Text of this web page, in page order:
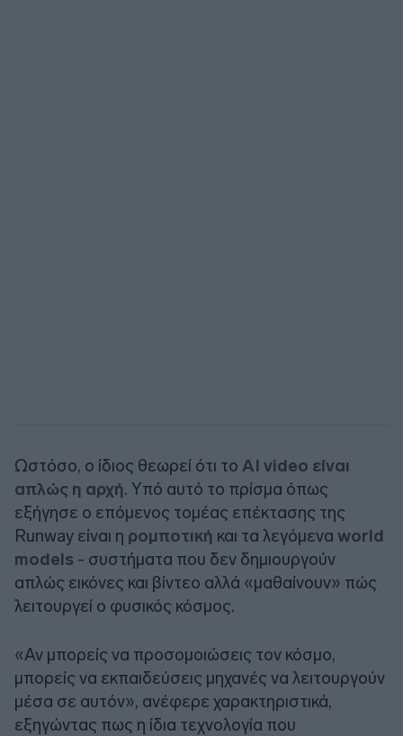
Ωστόσο, ο ίδιος θεωρεί ότι το AI video είναι
απλώς η αρχή. Υπό αυτό το πρίσμα όπως
εξήγησε ο επόμενος τομέας επέκτασης της
Runway είναι η ρομποτική και τα λεγόμενα world
models - συστήματα που δεν δημιουργούν
απλώς εικόνες και βίντεο αλλά «μαθαίνουν» πώς
λειτουργεί ο φυσικός κόσμος.
«Αν μπορείς να προσομοιώσεις τον κόσμο,
μπορείς να εκπαιδεύσεις μηχανές να λειτουργούν
μέσα σε αυτόν», ανέφερε χαρακτηριστικά,
εξηγώντας πως η ίδια τεχνολογία που